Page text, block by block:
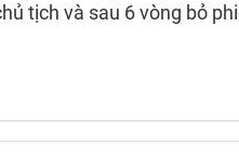
tịch và sau 6 vòng bỏ